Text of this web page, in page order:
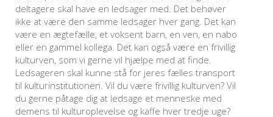
deltagere skal have en ledsager med. Det behøver
ikke at være den samme ledsager hver gang. Det kan
være en ægtefælle, et voksent barn, en ven, en nabo
eller en gammel kollega. Det kan også være en frivillig
kulturven, som vi gerne vil hjælpe med at finde.
Ledsageren skal kunne stå for jeres fælles transport
til kulturinstitutionen. Vil du være frivillig kulturven? Vil
du gerne påtage dig at ledsage et menneske med
demens til kulturoplevelse og kaffe hver tredje uge?